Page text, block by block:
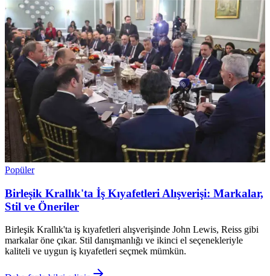
Popüler
Birleşik Krallık'ta İş Kıyafetleri Alışverişi: Markalar,
Stil ve Öneriler
Birleşik Krallık'ta iş kıyafetleri alışverişinde John Lewis, Reiss gibi
markalar öne çıkar. Stil danışmanlığı ve ikinci el seçenekleriyle
kaliteli ve uygun iş kıyafetleri seçmek mümkün.